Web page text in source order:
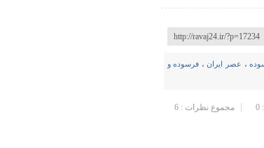
، عصر ایران، فرسوده و
مجموع نظرات : 6